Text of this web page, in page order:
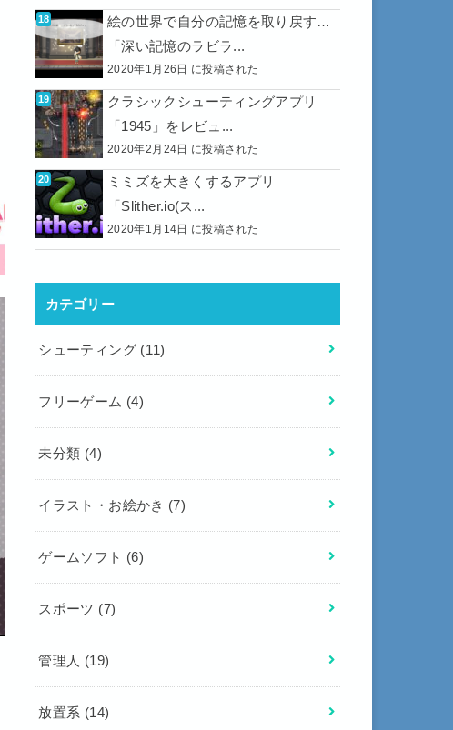
絵の世界で自分の記憶を取り戻す…
「深い記憶のラビラ...
2020年1月26日 に投稿された
クラシックシューティングアプリ
「1945」をレビュ...
2020年2月24日 に投稿された
ミミズを大きくするアプリ
「Slither.io(ス...
2020年1月14日 に投稿された
カテゴリー
シューティング (11)
フリーゲーム (4)
未分類 (4)
イラスト・お絵かき (7)
ゲームソフト (6)
スポーツ (7)
管理人 (19)
放置系 (14)